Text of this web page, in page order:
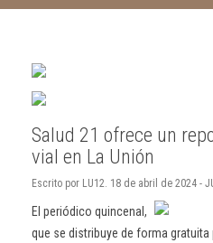
Salud 21 ofrece un
vial en La Unión
Escrito por LU12. 18 de abril de 2024 -
El periódico quincenal,
que se distribuye de forma